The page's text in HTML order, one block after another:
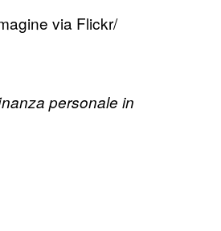
via Flickr/
personale in